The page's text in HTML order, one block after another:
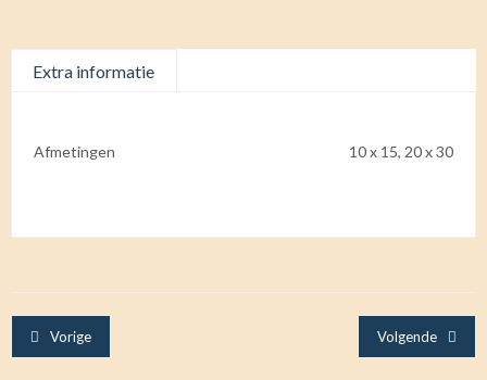
Extra informatie
Afmetingen 10 x 15, 20 x 30
Vorige Volgende